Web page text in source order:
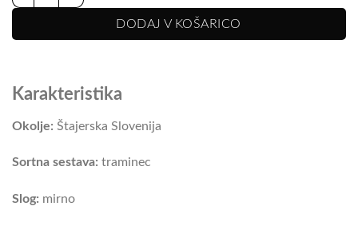
DODAJ V KOŠARICO
Karakteristika
Okolje: Štajerska Slovenija
Sortna sestava: traminec
Slog: mirno